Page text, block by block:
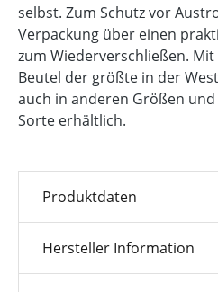
selbst. Zum Schutz vor
Verpackung über einen
zum Wiederverschließen.
Beutel der größte in der
auch in anderen Größen
Sorte erhältlich.
Produktdaten
Hersteller Information